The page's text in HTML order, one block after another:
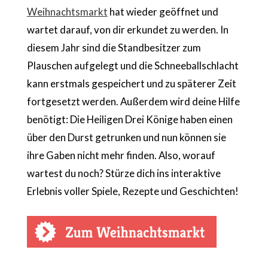
Weihnachtsmarkt hat wieder geöffnet und
wartet darauf, von dir erkundet zu werden. In
diesem Jahr sind die Standbesitzer zum
Plauschen aufgelegt und die Schneeballschlacht
kann erstmals gespeichert und zu späterer Zeit
fortgesetzt werden. Außerdem wird deine Hilfe
benötigt: Die Heiligen Drei Könige haben einen
über den Durst getrunken und nun können sie
ihre Gaben nicht mehr finden. Also, worauf
wartest du noch? Stürze dich ins interaktive
Erlebnis voller Spiele, Rezepte und Geschichten!